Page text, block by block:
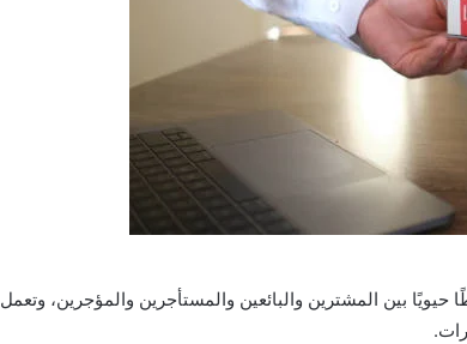
بين المشترين والبائعين والمستأجرين والمؤجرين، وتعمل